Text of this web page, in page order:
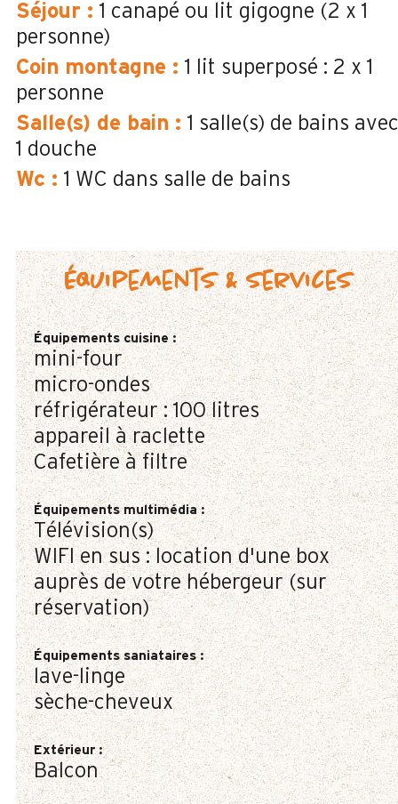
Séjour : 1 canapé ou lit gigogne (2 x 1
personne)
Coin montagne : 1 lit superposé : 2 x 1
personne
Salle(s) de bain : 1 salle(s) de bains avec
1 douche
Wc : 1 WC dans salle de bains
Équipements & services
Équipements cuisine:
mini-four
micro-ondes
réfrigérateur : 100 litres
appareil à raclette
Cafetière à filtre
Équipements multimédia:
Télévision(s)
WIFI en sus : location d'une box
auprès de votre hébergeur (sur
réservation)
Équipements saniataires:
lave-linge
sèche-cheveux
Extérieur:
Balcon